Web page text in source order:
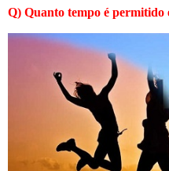
Q) Quanto tempo é permitido